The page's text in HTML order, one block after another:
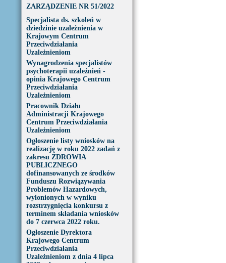
ZARZĄDZENIE NR 51/2022
Specjalista ds. szkoleń w
dziedzinie uzależnienia w
Krajowym Centrum
Przeciwdziałania
Uzależnieniom
Wynagrodzenia specjalistów
psychoterapii uzależnień -
opinia Krajowego Centrum
Przeciwdziałania
Uzależnieniom
Pracownik Działu
Administracji Krajowego
Centrum Przeciwdziałania
Uzależnieniom
Ogłoszenie listy wniosków na
realizację w roku 2022 zadań z
zakresu ZDROWIA
PUBLICZNEGO
dofinansowanych ze środków
Funduszu Rozwiązywania
Problemów Hazardowych,
wyłonionych w wyniku
rozstrzygnięcia konkursu z
terminem składania wniosków
do 7 czerwca 2022 roku.
Ogłoszenie Dyrektora
Krajowego Centrum
Przeciwdziałania
Uzależnieniom z dnia 4 lipca